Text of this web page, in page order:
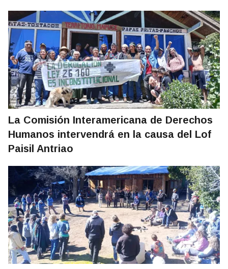
La Comisión Interamericana de Derechos
Humanos intervendrá en la causa del Lof
Paisil Antriao